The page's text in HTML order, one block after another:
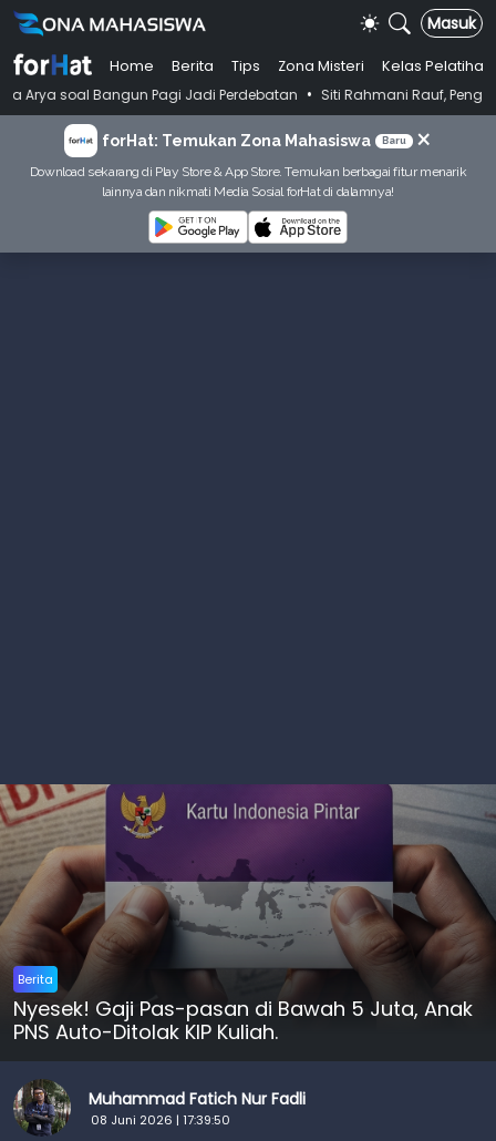
Masuk
Home Berita Tips Zona Misteri
Kelas Pelatihan
Bangun Pagi Jadi Perdebatan • Siti Rahmani Rauf, Pengarang Buku
forHat: Temukan Zona Mahasiswa Baru ×
Download sekarang di Play Store & App Store. Temukan berbagai fitur menarik
lainnya dan nikmati Media Sosial forHat di dalamnya!
Berita
Nyesek! Gaji Pas-pasan di Bawah 5 Juta, Anak
PNS Auto-Ditolak KIP Kuliah.
Muhammad Fatich Nur Fadli
08 Juni 2026 | 17:39:50